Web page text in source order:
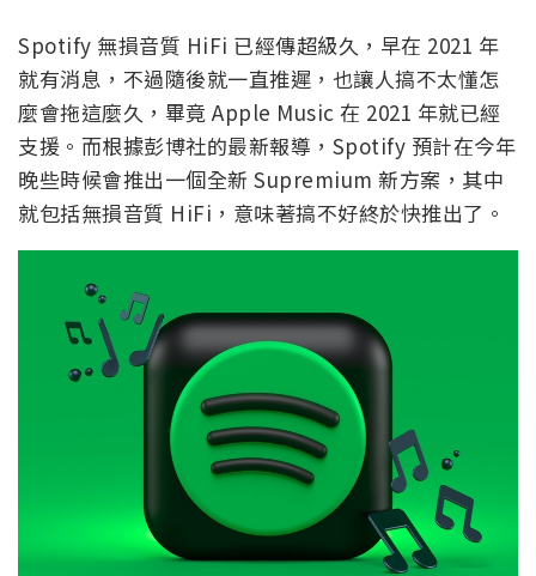
Spotify 無損音質 HiFi 已經傳超級久，早在 2021 年
就有消息，不過隨後就一直推遲，也讓人搞不太懂怎
麼會拖這麼久，畢竟 Apple Music 在 2021 年就已經
支援。而根據彭博社的最新報導，Spotify 預計在今年
晚些時候會推出一個全新 Supremium 新方案，其中
就包括無損音質 HiFi，意味著搞不好終於快推出了。